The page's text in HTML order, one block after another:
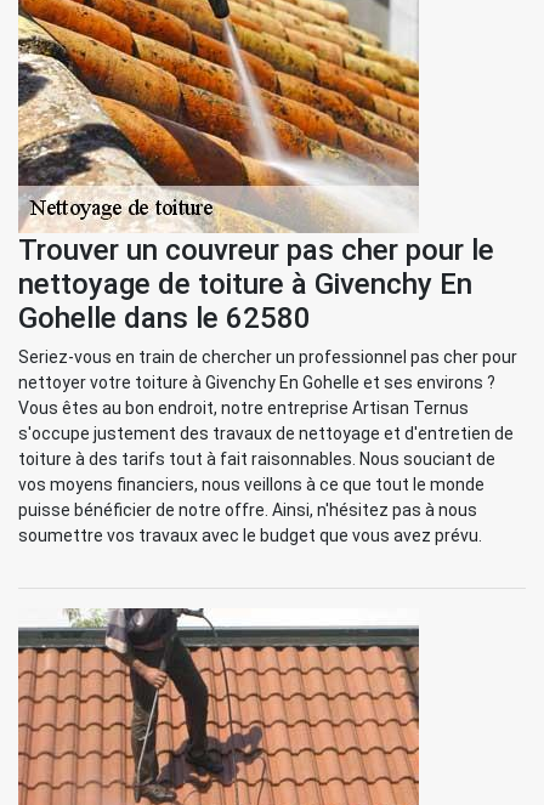
Trouver un couvreur pas cher pour le
nettoyage de toiture à Givenchy En
Gohelle dans le 62580
Seriez-vous en train de chercher un professionnel pas cher pour
nettoyer votre toiture à Givenchy En Gohelle et ses environs ?
Vous êtes au bon endroit, notre entreprise Artisan Ternus
s'occupe justement des travaux de nettoyage et d'entretien de
toiture à des tarifs tout à fait raisonnables. Nous souciant de
vos moyens financiers, nous veillons à ce que tout le monde
puisse bénéficier de notre offre. Ainsi, n'hésitez pas à nous
soumettre vos travaux avec le budget que vous avez prévu.